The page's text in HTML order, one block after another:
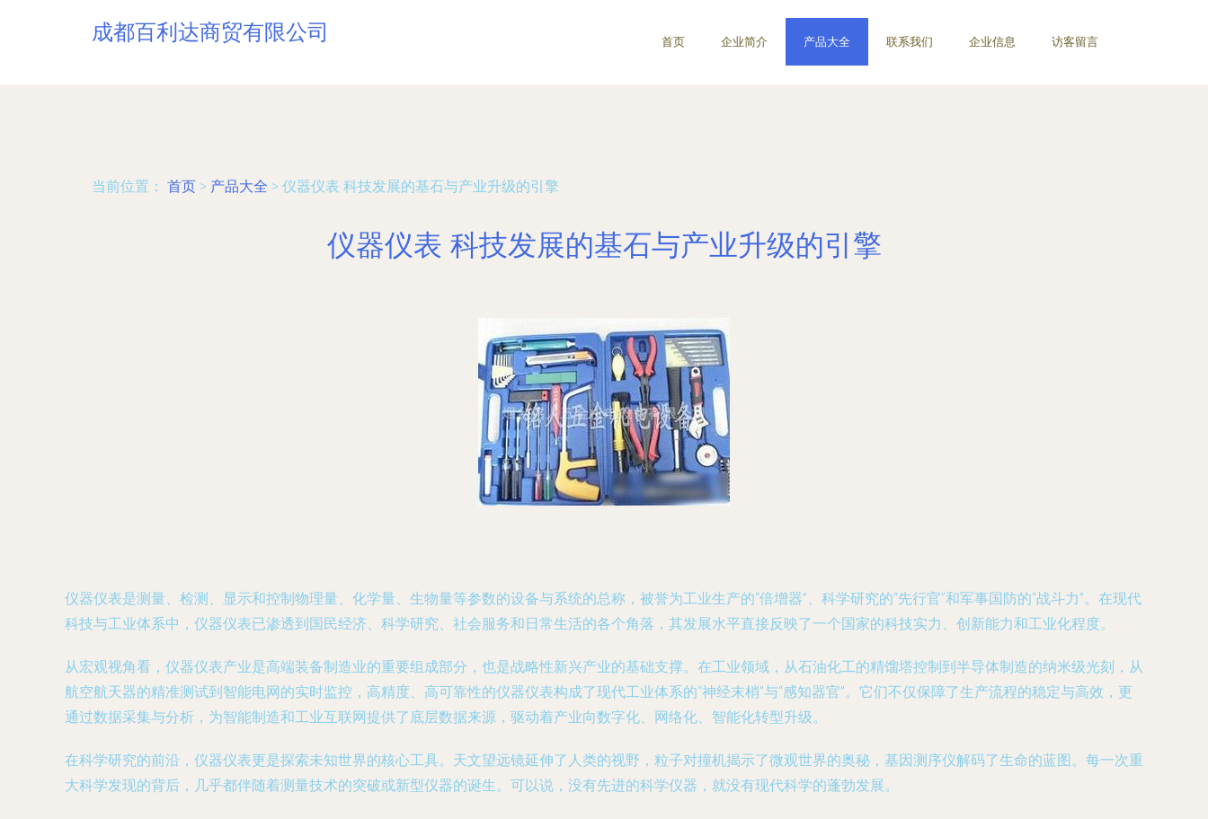
成都百利达商贸有限公司 首页 企业简介 产品大全 联系我们 企业信息 访客留言
当前位置： 首页 > 产品大全 > 仪器仪表 科技发展的基石与产业升级的引擎
仪器仪表 科技发展的基石与产业升级的引擎
仪器仪表是测量、检测、显示和控制物理量、化学量、生物量等参数的设备与系统的总称，被誉为工业生产的“倍增器”、科学研究的“先行官”和军事国防的“战斗力”。在现代
科技与工业体系中，仪器仪表已渗透到国民经济、科学研究、社会服务和日常生活的各个角落，其发展水平直接反映了一个国家的科技实力、创新能力和工业化程度。
从宏观视角看，仪器仪表产业是高端装备制造业的重要组成部分，也是战略性新兴产业的基础支撑。在工业领域，从石油化工的精馏塔控制到半导体制造的纳米级光刻，从
航空航天器的精准测试到智能电网的实时监控，高精度、高可靠性的仪器仪表构成了现代工业体系的“神经末梢”与“感知器官”。它们不仅保障了生产流程的稳定与高效，更
通过数据采集与分析，为智能制造和工业互联网提供了底层数据来源，驱动着产业向数字化、网络化、智能化转型升级。
在科学研究的前沿，仪器仪表更是探索未知世界的核心工具。天文望远镜延伸了人类的视野，粒子对撞机揭示了微观世界的奥秘，基因测序仪解码了生命的蓝图。每一次重
大科学发现的背后，几乎都伴随着测量技术的突破或新型仪器的诞生。可以说，没有先进的科学仪器，就没有现代科学的蓬勃发展。